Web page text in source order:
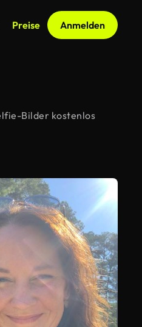
Preise Anmelden
Bilder kostenlos